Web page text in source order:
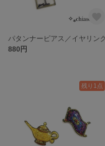
パタンナーピアス／イヤリン
880円
残り1点